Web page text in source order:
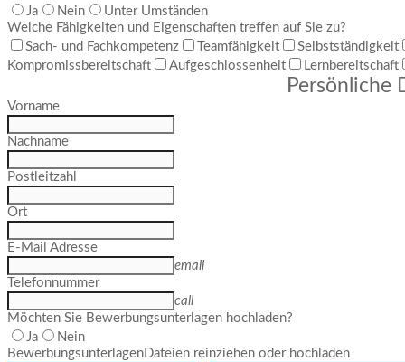
Ja
Nein
Unter Umständen
Welche Fähigkeiten und Eigenschaften treffen auf Sie zu?
Sach- und Fachkompetenz
Teamfähigkeit
Selbstständigkeit
Kompromissbereitschaft
Aufgeschlossenheit Lernbereitschaft
Persönliche
Vorname
Nachname
Postleitzahl
Ort
E-Mail Adresse
email
Telefonnummer
call
Möchten Sie Bewerbungsunterlagen hochladen?
Ja
Nein
BewerbungsunterlagenDateien reinziehen oder hochladen